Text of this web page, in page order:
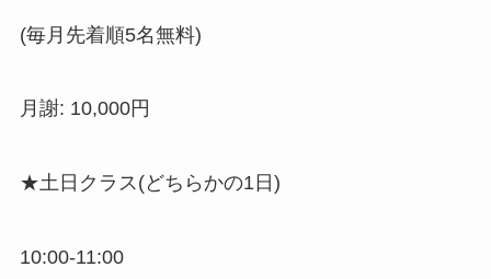
(毎月先着順5名無料)
月謝: 10,000円
★土日クラス(どちらかの1日)
10:00-11:00